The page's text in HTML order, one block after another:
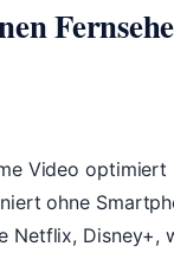
Video optimiert
ohne
Netflix, Disney+,